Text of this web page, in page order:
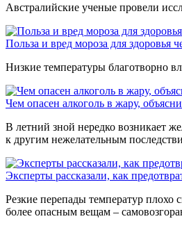
Австралийские ученые провели
Польза и вред мороза для здоровья
Низкие температуры благотворно
Чем опасен алкоголь в жару,
В летний зной нередко возникает
к другим нежелательным
Эксперты рассказали, как
Резкие перепады температур плохо
более опасным вещам –